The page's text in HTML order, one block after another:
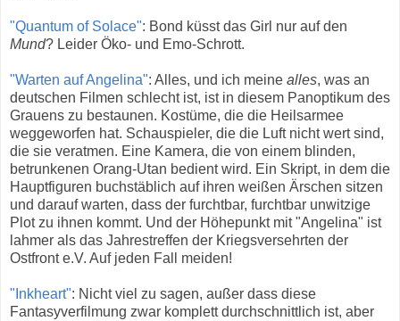
"Quantum of Solace": Bond küsst das Girl nur auf den
Mund? Leider Öko- und Emo-Schrott.
"Warten auf Angelina": Alles, und ich meine alles, was an
deutschen Filmen schlecht ist, ist in diesem Panoptikum des
Grauens zu bestaunen. Kostüme, die die Heilsarmee
weggeworfen hat. Schauspieler, die die Luft nicht wert sind,
die sie veratmen. Eine Kamera, die von einem blinden,
betrunkenen Orang-Utan bedient wird. Ein Skript, in dem die
Hauptfiguren buchstäblich auf ihren weißen Ärschen sitzen
und darauf warten, dass der furchtbar, furchtbar unwitzige
Plot zu ihnen kommt. Und der Höhepunkt mit "Angelina" ist
lahmer als das Jahrestreffen der Kriegsversehrten der
Ostfront e.V. Auf jeden Fall meiden!
"Inkheart": Nicht viel zu sagen, außer dass diese
Fantasyverfilmung zwar komplett durchschnittlich ist, aber